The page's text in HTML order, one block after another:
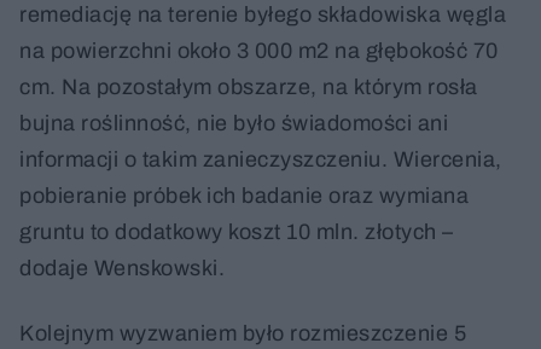
remediację na terenie byłego składowiska węgla
na powierzchni około 3 000 m2 na głębokość 70
cm. Na pozostałym obszarze, na którym rosła
bujna roślinność, nie było świadomości ani
informacji o takim zanieczyszczeniu. Wiercenia,
pobieranie próbek ich badanie oraz wymiana
gruntu to dodatkowy koszt 10 mln. złotych –
dodaje Wenskowski.
Kolejnym wyzwaniem było rozmieszczenie 5